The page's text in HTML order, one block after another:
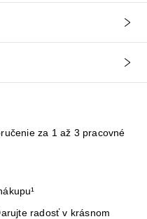
za 1 až 3 pracovné
radosť v krásnom